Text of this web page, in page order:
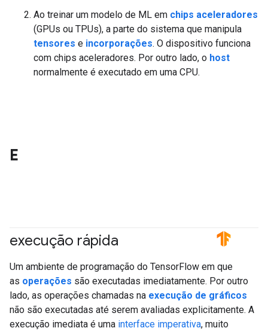
Ao treinar um modelo de ML em chips aceleradores
(GPUs ou TPUs), a parte do sistema que manipula
tensores e incorporações. O dispositivo funciona
com chips aceleradores. Por outro lado, o host
normalmente é executado em uma CPU.
E
execução rápida #TensorFlow
Um ambiente de programação do TensorFlow em que
as operações são executadas imediatamente. Por outro
lado, as operações chamadas na execução de gráficos
não são executadas até serem avaliadas explicitamente. A
execução imediata é uma interface imperativa, muito